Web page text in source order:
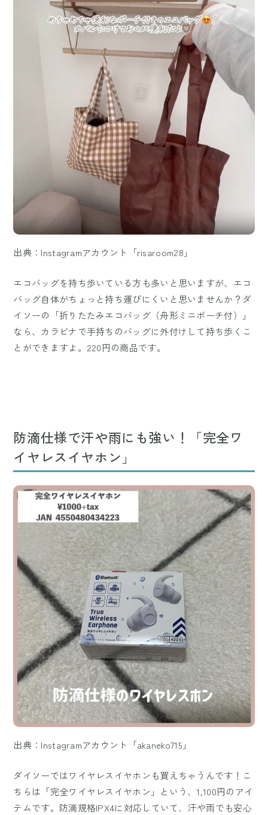
出典：Instagramアカウント「risaroom28」
エコバッグを持ち歩いている方も多いと思いますが、エコ
バッグ自体がちょっと持ち運びにくいと思いませんか？ダ
イソーの「折りたたみエコバッグ（舟形ミニポーチ付）」
なら、カラビナで手持ちのバッグに外付けして持ち歩くこ
とができますよ。220円の商品です。
防滴仕様で汗や雨にも強い！「完全ワ
イヤレスイヤホン」
出典：Instagramアカウント「akaneko715」
ダイソーではワイヤレスイヤホンも買えちゃうんです！こ
ちらは「完全ワイヤレスイヤホン」という、1,100円のアイ
テムです。防滴規格IPX4に対応していて、汗や雨でも安心